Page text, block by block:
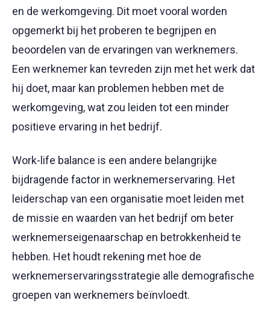
en de werkomgeving. Dit moet vooral worden
opgemerkt bij het proberen te begrijpen en
beoordelen van de ervaringen van werknemers.
Een werknemer kan tevreden zijn met het werk dat
hij doet, maar kan problemen hebben met de
werkomgeving, wat zou leiden tot een minder
positieve ervaring in het bedrijf.
Work-life balance is een andere belangrijke
bijdragende factor in werknemerservaring. Het
leiderschap van een organisatie moet leiden met
de missie en waarden van het bedrijf om beter
werknemerseigenaarschap en betrokkenheid te
hebben. Het houdt rekening met hoe de
werknemerservaringsstrategie alle demografische
groepen van werknemers beïnvloedt.